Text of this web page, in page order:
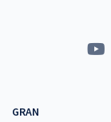
GRAN